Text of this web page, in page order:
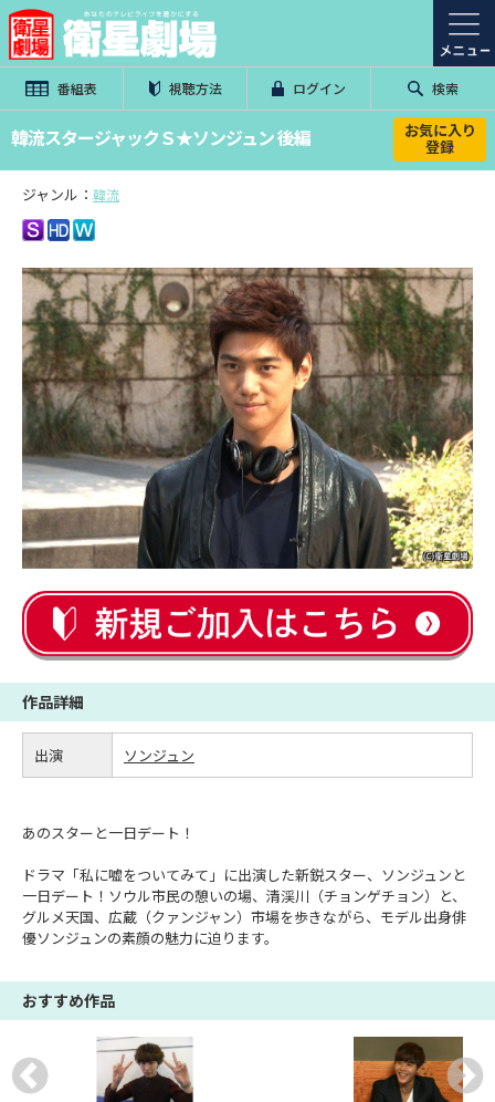
番組表 視聴方法 ログイン 検索
韓流スタージャックＳ★ソンジュン 後編 お気に入り
登録
ジャンル： 韓流
作品詳細
出演 ソンジュン
あのスターと一日デート！
ドラマ「私に嘘をついてみて」に出演した新鋭スター、ソンジュンと
一日デート！ソウル市民の憩いの場、清渓川（チョンゲチョン）と、
グルメ天国、広蔵（クァンジャン）市場を歩きながら、モデル出身俳
優ソンジュンの素顔の魅力に迫ります。
おすすめ作品